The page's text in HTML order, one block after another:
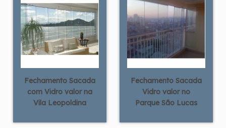
Fechamento Sacada
com Vidro valor na
Vila Leopoldina
Fechamento Sacada
Vidro valor no
Parque São Lucas